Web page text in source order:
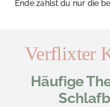
Ende zahlst du nur die
Verflixter
Häufige